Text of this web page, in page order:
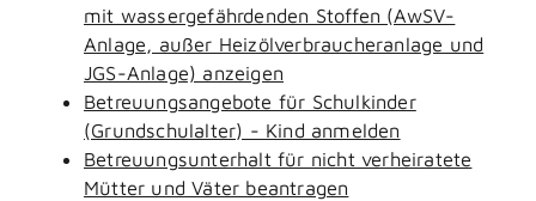
mit wassergefährdenden Stoffen (AwSV-
Anlage, außer Heizölverbraucheranlage und
JGS-Anlage) anzeigen
Betreuungsangebote für Schulkinder
(Grundschulalter) - Kind anmelden
Betreuungsunterhalt für nicht verheiratete
Mütter und Väter beantragen